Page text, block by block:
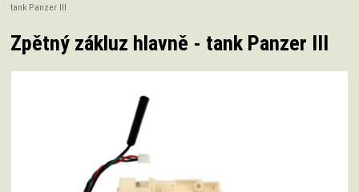
tank Panzer III
Zpětný zákluz hlavně - tank Panzer III